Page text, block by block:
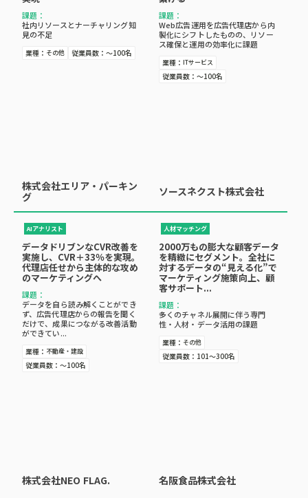
課題：
社内リソースとナーチャリング知
見の不足
業種： その他 従業員数： ～100名
課題：
Web広告運用を広告代理店から内
製化にシフトしたものの、リソー
ス確保と運用の効率化に課題
業種： ITサービス
従業員数： ～100名
株式会社エリア・パーキン
グ
AIアナリスト
データドリブンなCVR改善を
実施し、CVR＋33％を実現。
代理店任せから主体的な攻め
のマーケティングへ
課題：
データを自ら読み解くことができ
ず、広告代理店からの報告を聞く
だけで、成果につながる改善活動
ができてい...
業種： 不動産・建設
従業員数： ～100名
ソースネクスト株式会社
人材マッチング
2000万もの膨大な顧客データ
を精緻にセグメント。全社に
対するデータの“見える化”で
マーケティング施策向上、顧
客サポート...
課題：
多くのチャネル展開に伴う専門
性・人材・データ活用の課題
業種： その他
従業員数： 101～300名
株式会社NEO FLAG. 名阪食品株式会社